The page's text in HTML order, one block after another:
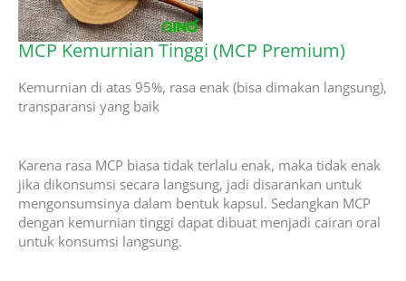
MCP Kemurnian Tinggi (MCP Premium)
Kemurnian di atas 95%, rasa enak (bisa dimakan langsung),
transparansi yang baik
Karena rasa MCP biasa tidak terlalu enak, maka tidak enak
jika dikonsumsi secara langsung, jadi disarankan untuk
mengonsumsinya dalam bentuk kapsul. Sedangkan MCP
dengan kemurnian tinggi dapat dibuat menjadi cairan oral
untuk konsumsi langsung.